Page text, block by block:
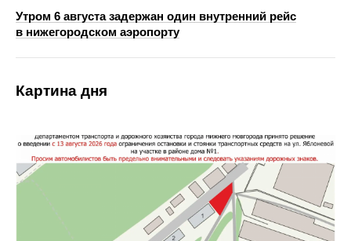
Утром 6 августа задержан один внутренний рейс
в нижегородском аэропорту
Картина дня